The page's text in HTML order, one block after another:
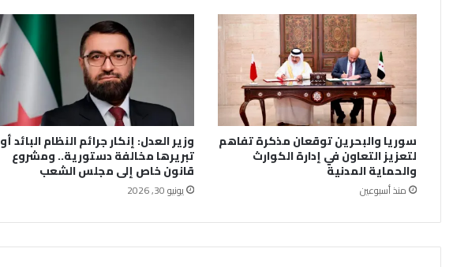
سوريا والبحرين توقعان مذكرة تفاهم
لتعزيز التعاون في إدارة الكوارث
والحماية المدنية
منذ أسبوعين
وزير العدل: إنكار جرائم النظام البائد أو
تبريرها مخالفة دستورية.. ومشروع
قانون خاص إلى مجلس الشعب
يونيو 30, 2026